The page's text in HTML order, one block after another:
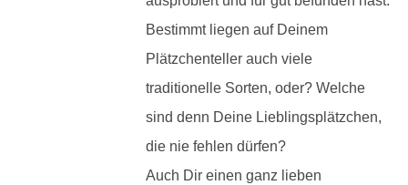
Bestimmt liegen auf Deinem
Plätzchenteller auch viele
traditionelle Sorten, oder? Welche
sind denn Deine Lieblingsplätzchen,
die nie fehlen dürfen?
Auch Dir einen ganz lieben